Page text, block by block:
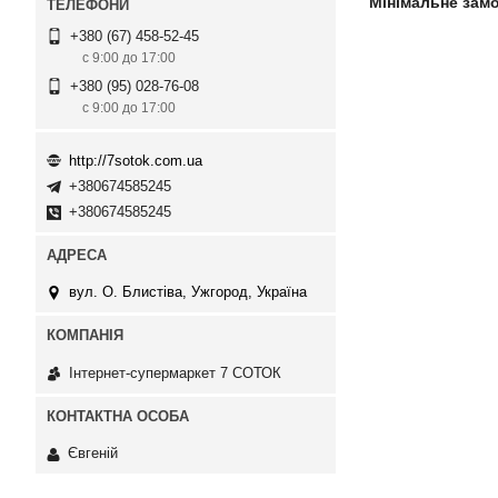
+380 (67) 458-52-45
с 9:00 до 17:00
+380 (95) 028-76-08
с 9:00 до 17:00
http://7sotok.com.ua
+380674585245
+380674585245
вул. О. Блистіва, Ужгород, Україна
Інтернет-супермаркет 7 СОТОК
Євгеній